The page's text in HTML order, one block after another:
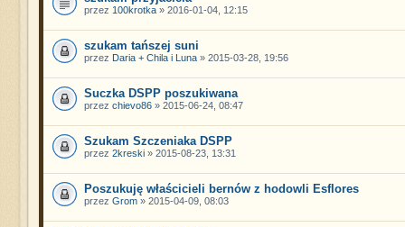
przez 100krotka» 2016-01-04, 12:15
szukam tańszej suni
przez Daria + Chila i Luna» 2015-03-28, 19:56
Suczka DSPP poszukiwana
przez chievo86» 2015-06-24, 08:47
Szukam Szczeniaka DSPP
przez 2kreski» 2015-08-23, 13:31
Poszukuję właścicieli bernów z hodowli Esflores
przez Grom» 2015-04-09, 08:03